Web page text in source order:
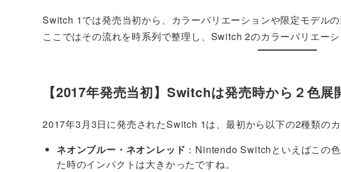
Switch 1では発売当初から、カラーバリエーションや限定モデルの
ここではその流れを時系列で整理し、Switch 2のカラーバリエーシ
【2017年発売当初】Switchは発売時から２色展
2017年3月3日に発売されたSwitch 1は、最初から以下の2種類の
ネオンブルー・ネオンレッド ：Nintendo Switchといえばこの
た時のインパクトは大きかったですね。